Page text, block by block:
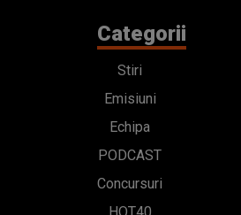
Categorii
Stiri
Emisiuni
Echipa
PODCAST
Concursuri